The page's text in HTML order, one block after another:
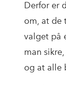
Derfor er
om, at de
valget på
man
og at alle